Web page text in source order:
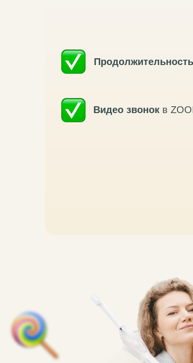
Видео звонок в